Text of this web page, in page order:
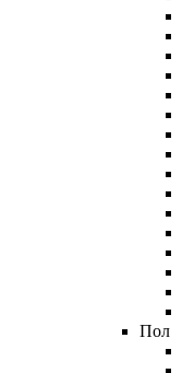
Пол